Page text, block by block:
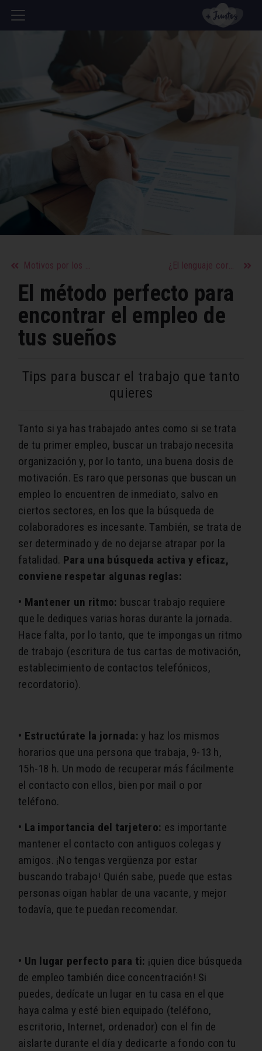
Motivos por los que practicar el yoga ¿El lenguaje corporal te está alejando de la gente?
El método perfecto para
encontrar el empleo de
tus sueños
Tips para buscar el trabajo que tanto
quieres
Tanto si ya has trabajado antes como si se trata
de tu primer empleo, buscar un trabajo necesita
organización y, por lo tanto, una buena dosis de
motivación. Es raro que personas que buscan un
empleo lo encuentren de inmediato, salvo en
ciertos sectores, en los que la búsqueda de
colaboradores es incesante. También, se trata de
ser determinado y de no dejarse atrapar por la
fatalidad. Para una búsqueda activa y eficaz,
conviene respetar algunas reglas:
• Mantener un ritmo: buscar trabajo requiere
que le dediques varias horas durante la jornada.
Hace falta, por lo tanto, que te impongas un ritmo
de trabajo (escritura de tus cartas de motivación,
establecimiento de contactos telefónicos,
recordatorio).
• Estructúrate la jornada: y haz los mismos
horarios que una persona que trabaja, 9-13 h,
15h-18 h. Un modo de recuperar más fácilmente
el contacto con ellos, bien por mail o por
teléfono.
• La importancia del tarjetero: es importante
mantener el contacto con antiguos colegas y
amigos. ¡No tengas vergüenza por estar
buscando trabajo! Quién sabe, puede que estas
personas oigan hablar de una vacante, y mejor
todavía, que te puedan recomendar.
• Un lugar perfecto para ti: ¡quien dice búsqueda
de empleo también dice concentración! Si
puedes, dedícate un lugar en tu casa en el que
haya calma y esté bien equipado (teléfono,
escritorio, Internet, ordenador) con el fin de
aislarte durante el día y dedicarte a fondo con tu